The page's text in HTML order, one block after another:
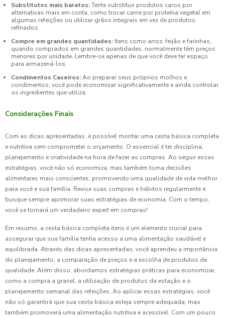
Substitutos mais baratos:Tente substituir produtos caros por
alternativas mais em conta, como trocar carne por proteína vegetal em
algumas refeições ou utilizar grãos integrais em vez de produtos
refinados.
Compre em grandes quantidades: Itens como arroz, feijão e farinhas,
quando comprados em grandes quantidades, normalmente têm preços
menores por unidade. Lembre-se apenas de que você deve ter espaço
para armazená-los.
Condimentos Caseiros:Ao preparar seus próprios molhos e
condimentos, você pode economizar significativamente e ainda controlar
os ingredientes que utiliza.
Considerações Finais
Com as dicas apresentadas, é possível montar uma cesta básica completa
e nutritiva sem comprometer o orçamento. O essencial é ter disciplina,
planejamento e criatividade na hora de fazer as compras. Ao seguir essas
estratégias, você não só economiza, mas também toma decisões
alimentares mais conscientes, promovendo uma qualidade de vida melhor
para você e sua família. Revise suas compras e hábitos regularmente e
busque sempre aprimorar suas estratégias de economia. Com o tempo,
você se tornará um verdadeiro expert em compras!
Em resumo, a cesta básica completa itens é um elemento crucial para
assegurar que sua família tenha acesso a uma alimentação saudável e
equilibrada. Através das dicas apresentadas, você aprendeu a importância
do planejamento, a comparação de preços e a escolha de produtos de
qualidade. Além disso, abordamos estratégias práticas para economizar,
como a compra a granel, a utilização de produtos da estação e o
planejamento semanal das refeições. Ao aplicar essas estratégias, você
não só garantirá que sua cesta básica esteja sempre adequada, mas
também promoverá uma alimentação nutritiva e acessível. Com um pouco